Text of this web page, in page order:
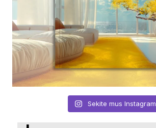
Sekite mus Instagram